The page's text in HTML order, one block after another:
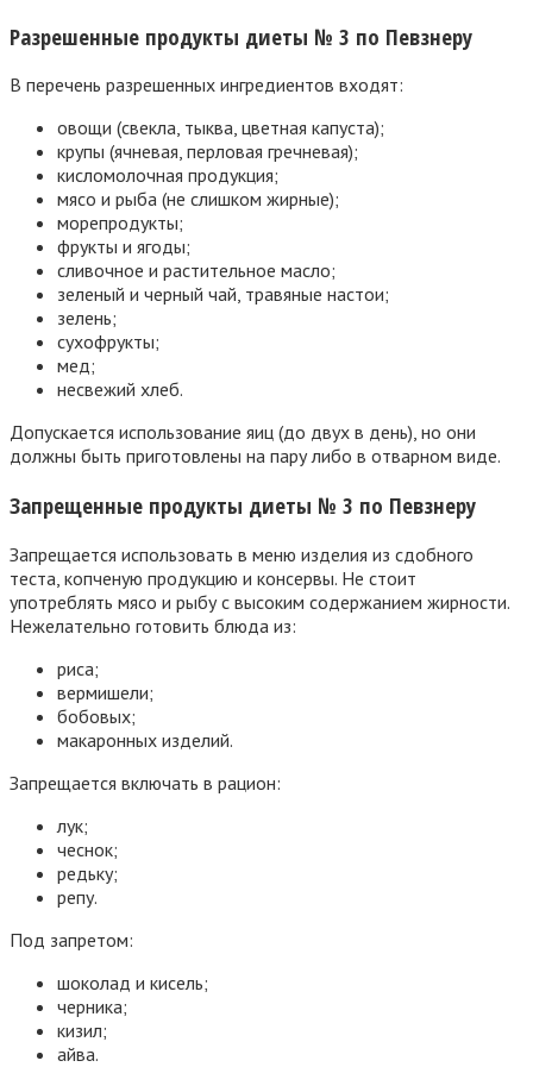
Разрешенные продукты диеты № 3 по Певзнеру
В перечень разрешенных ингредиентов входят:
овощи (свекла, тыква, цветная капуста);
крупы (ячневая, перловая гречневая);
кисломолочная продукция;
мясо и рыба (не слишком жирные);
морепродукты;
фрукты и ягоды;
сливочное и растительное масло;
зеленый и черный чай, травяные настои;
зелень;
сухофрукты;
мед;
несвежий хлеб.
Допускается использование яиц (до двух в день), но они
должны быть приготовлены на пару либо в отварном виде.
Запрещенные продукты диеты № 3 по Певзнеру
Запрещается использовать в меню изделия из сдобного
теста, копченую продукцию и консервы. Не стоит
употреблять мясо и рыбу с высоким содержанием жирности.
Нежелательно готовить блюда из:
риса;
вермишели;
бобовых;
макаронных изделий.
Запрещается включать в рацион:
лук;
чеснок;
редьку;
репу.
Под запретом:
шоколад и кисель;
черника;
кизил;
айва.